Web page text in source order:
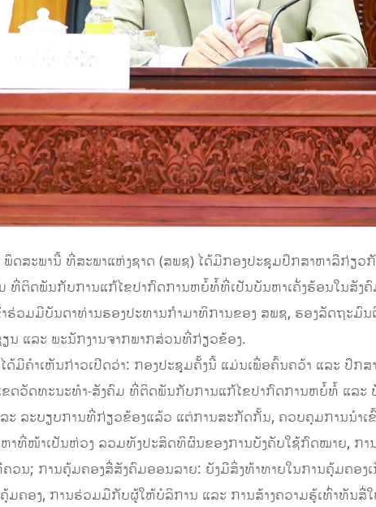
ດສະພານີ້ ທີ່ສະພາແຫ່ງຊາດ (ສພຊ) ໄດ້ມີກອງປະຊຸມປຶກສາຫາລືກ່ຽ
ທີ່ຕິດພັນກັບການແກ້ໄຂປາກົດການຫຍໍ້ທໍ້ທີ່ເປັນບັນຫາເຄັ່ງຮ້ອນໃນສັງຄົ
າຮ່ວມມີບັນດາທ່ານຮອງປະທານກໍາມາທິການຂອງ ສພຊ, ຮອງລັດຖະມົ
ນ ແລະ ພະນັກງານຈາກພາກສ່ວນທີ່ກ່ຽວຂ້ອງ.
ດ້ມີຄໍາເຫັນກ່າວເປີດວ່າ: ກອງປະຊຸມຄັ້ງນີ້ ແມ່ນເພື່ອຄົ້ນຄວ້າ ແລະ
ດວັດທະນະທຳ-ສັງຄົມ ທີ່ຕິດພັນກັບການແກ້ໄຂປາກົດການຫຍໍ້ທໍ້ ແລະ
ລະບຽບການທີ່ກ່ຽວຂ້ອງແລ້ວ ແຕ່ການສະກັດກັ້ນ, ຄວບຄຸມການນຳເ
ຫາທີ່ໜ້າເປັນຫ່ວງ ລວມທັງປະສິດທິຜົນຂອງການບັງຄັບໃຊ້ກົດໝາຍ, ກ
ຄວນ; ການຄຸ້ມຄອງສື່ສັງຄົມອອນລາຍ: ຍັງມີສິ່ງທ້າທາຍໃນການຄຸ້ມຄອ
ມຄອງ, ການຮ່ວມມືກັບຜູ້ໃຫ້ບໍລິການ ແລະ ການສ້າງຄວາມຮູ້ເທົ່າທັນ